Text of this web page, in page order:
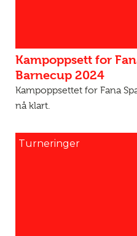
Kampoppsett for
Barnecup 2024
Kampoppsettet for Fana
nå klart.
Turneringer